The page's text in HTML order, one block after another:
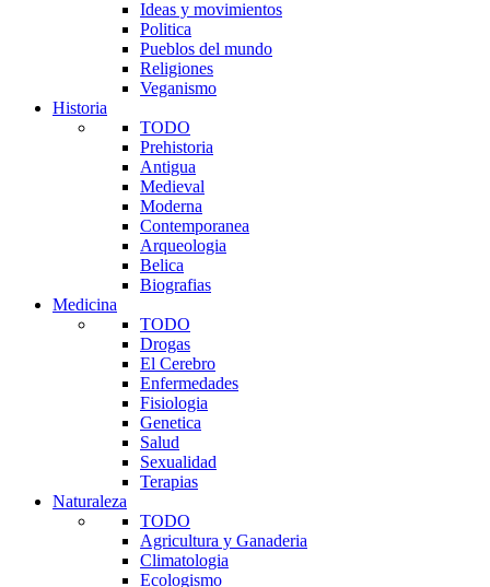
Ideas y movimientos
Politica
Pueblos del mundo
Religiones
Veganismo
Historia
TODO
Prehistoria
Antigua
Medieval
Moderna
Contemporanea
Arqueologia
Belica
Biografias
Medicina
TODO
Drogas
El Cerebro
Enfermedades
Fisiologia
Genetica
Salud
Sexualidad
Terapias
Naturaleza
TODO
Agricultura y Ganaderia
Climatologia
Ecologismo